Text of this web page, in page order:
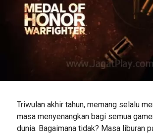
Triwulan akhir tahun, memang selalu
masa menyenangkan bagi semua
dunia. Bagaimana tidak? Masa liburan